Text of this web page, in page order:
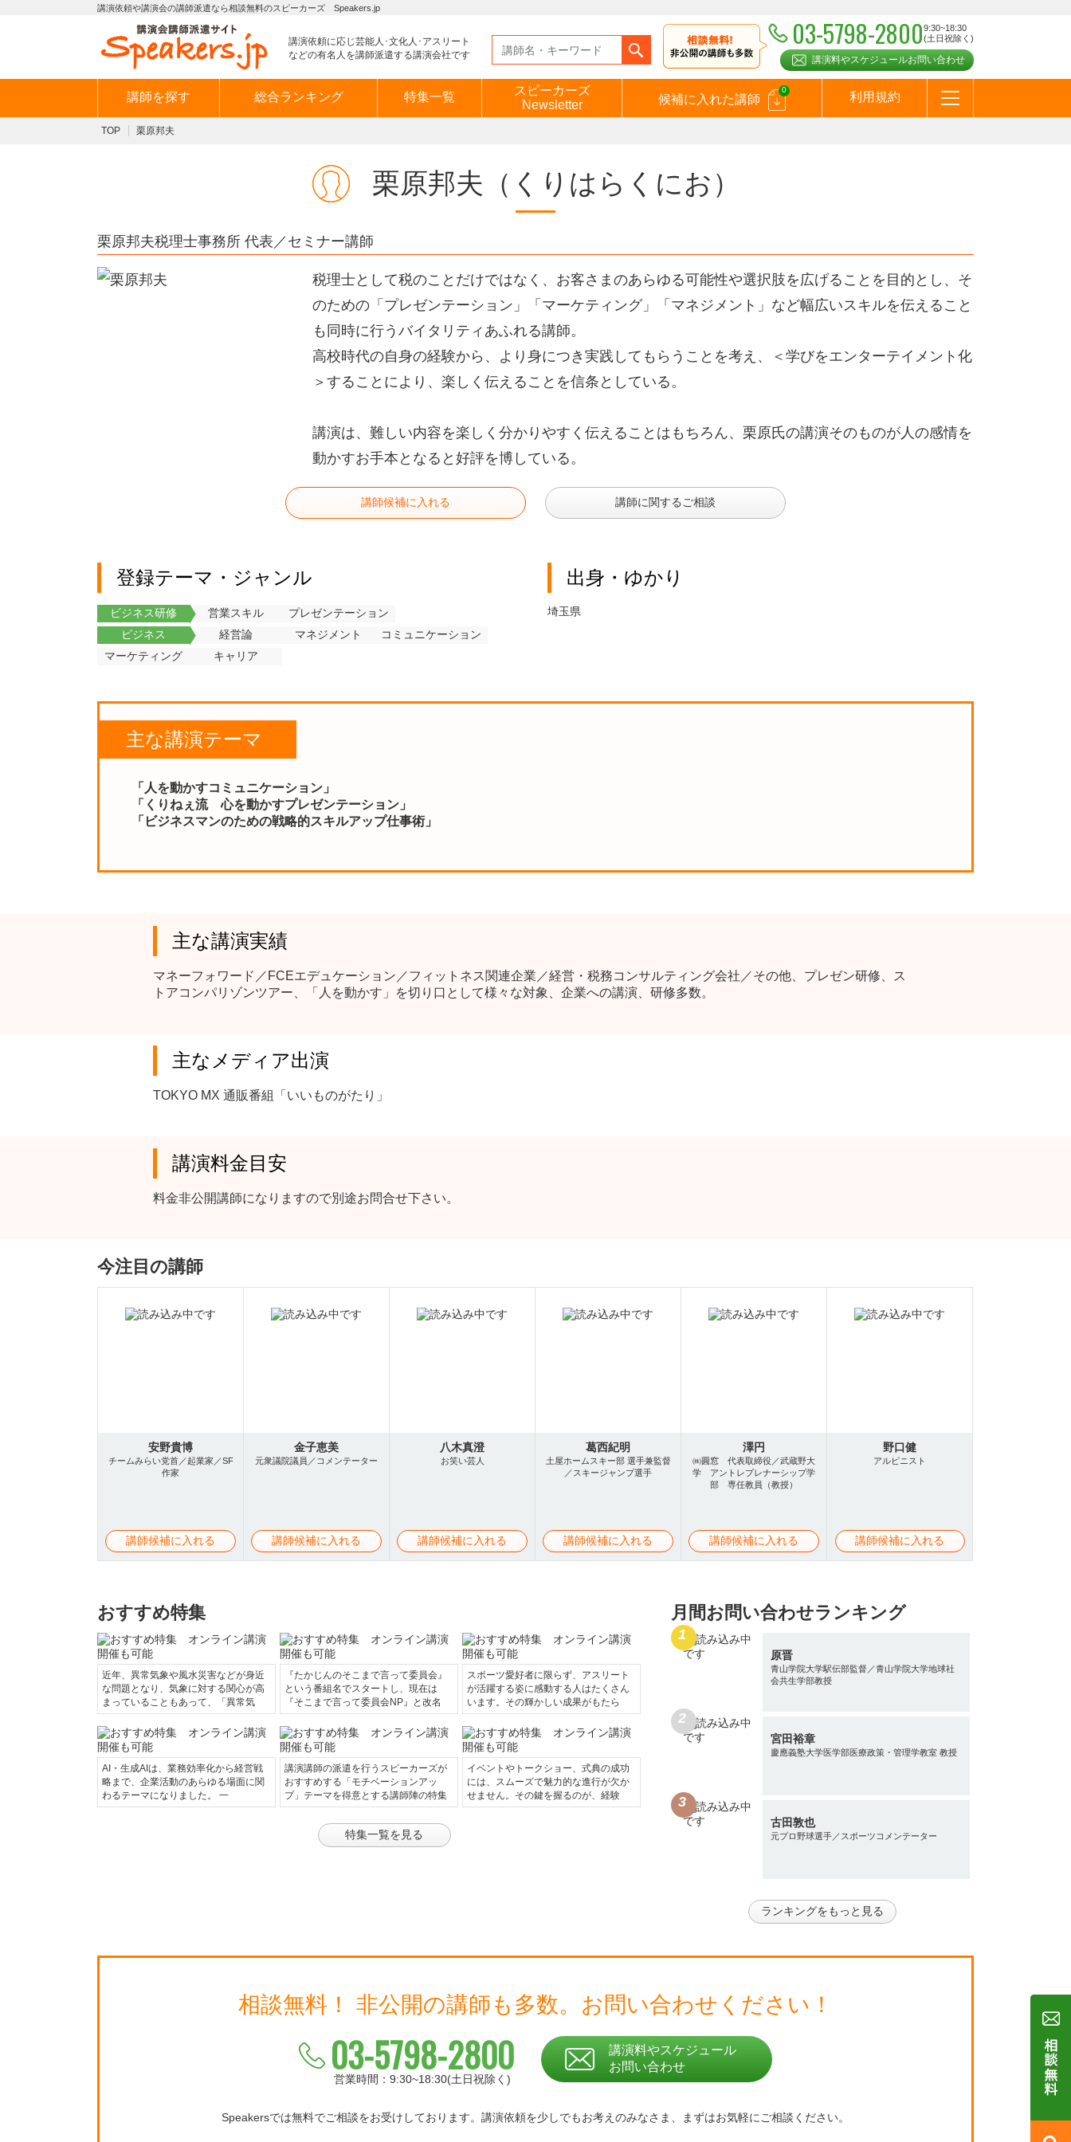
講演依頼や講演会の講師派遣なら相談無料のスピーカーズ Speakers.jp
講演依頼に応じ芸能人･文化人･アスリート
などの有名人を講師派遣する講演会社です
03-5798-28009:30~18:30
(土日祝除く)
講演料やスケジュールお問い合わせ
講師を探す 総合ランキング 特集一覧
スピーカーズ
Newsletter
候補に入れた講師
0
利用規約
TOP 栗原邦夫
栗原邦夫 （くりはらくにお）
栗原邦夫税理士事務所 代表／セミナー講師
税理士として税のことだけではなく、お客さまのあらゆる可能性や選択肢を広げることを目的とし、そ
のための「プレゼンテーション」「マーケティング」「マネジメント」など幅広いスキルを伝えること
も同時に行うバイタリティあふれる講師。
高校時代の自身の経験から、より身につき実践してもらうことを考え、＜学びをエンターテイメント化
＞することにより、楽しく伝えることを信条としている。
講演は、難しい内容を楽しく分かりやすく伝えることはもちろん、栗原氏の講演そのものが人の感情を
動かすお手本となると好評を博している。
講師候補に入れる 講師に関するご相談
登録テーマ・ジャンル
ビジネス研修 営業スキル
プレゼンテーション
ビジネス
経営論 マネジメント
コミュニケーション
マーケティング
キャリア
出身・ゆかり
埼玉県
主な講演テーマ
「人を動かすコミュニケーション」
「くりねぇ流 心を動かすプレゼンテーション」
「ビジネスマンのための戦略的スキルアップ仕事術」
主な講演実績
マネーフォワード／FCEエデュケーション／フィットネス関連企業／経営・税務コンサルティング会社／その他、プレゼン研修、ス
トアコンパリゾンツアー、「人を動かす」を切り口として様々な対象、企業への講演、研修多数。
主なメディア出演
TOKYO MX 通販番組「いいものがたり」
講演料金目安
料金非公開講師になりますので別途お問合せ下さい。
今注目の講師
安野貴博
チームみらい党首／起業家／SF
作家
講師候補に入れる
金子恵美
元衆議院議員／コメンテーター
講師候補に入れる
八木真澄
お笑い芸人
講師候補に入れる
葛西紀明
土屋ホームスキー部 選手兼監督
／スキージャンプ選手
講師候補に入れる
澤円
㈱圓窓 代表取締役／武蔵野大
学 アントレプレナーシップ学
部 専任教員（教授）
講師候補に入れる
野口健
アルピニスト
講師候補に入れる
おすすめ特集
近年、異常気象や風水災害などが身近
な問題となり、気象に対する関心が高
まっていることもあって、「異常気
『たかじんのそこまで言って委員会』
という番組名でスタートし、現在は
『そこまで言って委員会NP』と改名
スポーツ愛好者に限らず、アスリート
が活躍する姿に感動する人はたくさん
います。その輝かしい成果がもたら
AI・生成AIは、業務効率化から経営戦
略まで、企業活動のあらゆる場面に関
わるテーマになりました。 一
講演講師の派遣を行うスピーカーズが
おすすめする「モチベーションアッ
プ」テーマを得意とする講師陣の特集
イベントやトークショー、式典の成功
には、スムーズで魅力的な進行が欠か
せません。その鍵を握るのが、経験
特集一覧を見る
月間お問い合わせランキング
原晋
青山学院大学駅伝部監督／青山学院大学地球社
会共生学部教授
宮田裕章
慶應義塾大学医学部医療政策・管理学教室 教授
古田敦也
元プロ野球選手／スポーツコメンテーター
ランキングをもっと見る
相談無料！ 非公開の講師も多数。 お問い合わせください！
03-5798-2800
営業時間：9:30~18:30(土日祝除く)
講演料やスケジュール
お問い合わせ
Speakersでは無料でご相談をお受けしております。 講演依頼を少しでもお考えのみなさま、 まずはお気軽にご相談ください。